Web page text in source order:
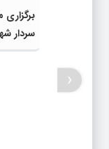
سردار
خوی “از
‹